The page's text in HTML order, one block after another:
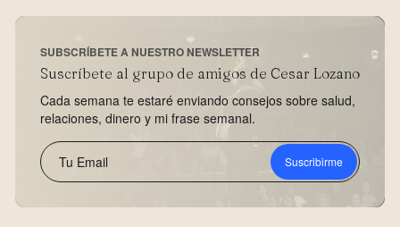
SUBSCRÍBETE A NUESTRO NEWSLETTER
Suscríbete al grupo de amigos de Cesar Lozano
Cada semana te estaré enviando consejos sobre salud,
relaciones, dinero y mi frase semanal.
Suscribirme